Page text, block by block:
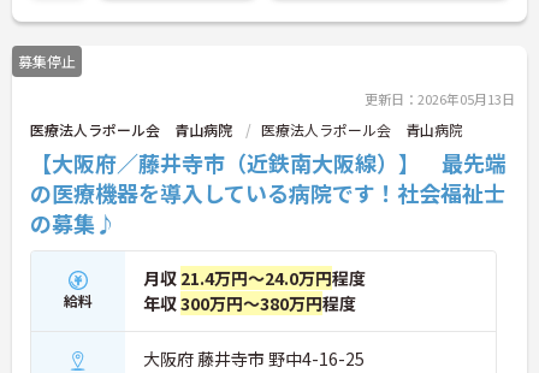
募集停止
更新日：2026年05月13日
医療法人ラポール会 青山病院 医療法人ラポール会 青山病院
【大阪府／藤井寺市（近鉄南大阪線）】 最先端
の医療機器を導入している病院です！社会福祉士
の募集♪
給料
月収 21.4万円～24.0万円程度
年収300万円～380万円程度
大阪府 藤井寺市 野中4-16-25